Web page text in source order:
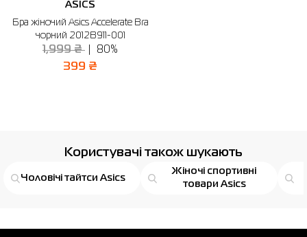
ASICS
Бра жіночий Asics Accelerate Bra
чорний 2012B911-001
1,999 ₴ 80%
399 ₴
Користувачі також шукають
Чоловічі тайтси Asics
Жіночі спортивні
товари Asics